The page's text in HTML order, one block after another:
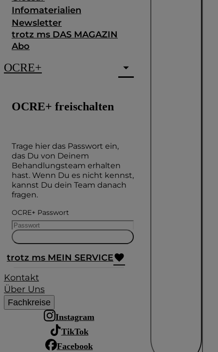
Infomaterialien
Newsletter
trotz ms DAS MAGAZIN
Abo
OCRE+
OCRE+ freischalten
Trage hier das Passwort ein,
das Du von Deinem
Behandlungsteam erhalten
hast. Wenn Du es nicht kennst,
kannst Du dein Team danach
fragen.
OCRE+ Passwort
trotz ms MEIN SERVICE
Kontakt
Über Uns
Fachkreise
Instagram
TikTok
Facebook